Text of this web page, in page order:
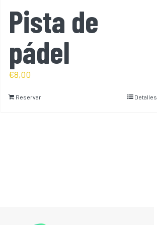
Pista de
pádel
€8,00
Reservar Detalles